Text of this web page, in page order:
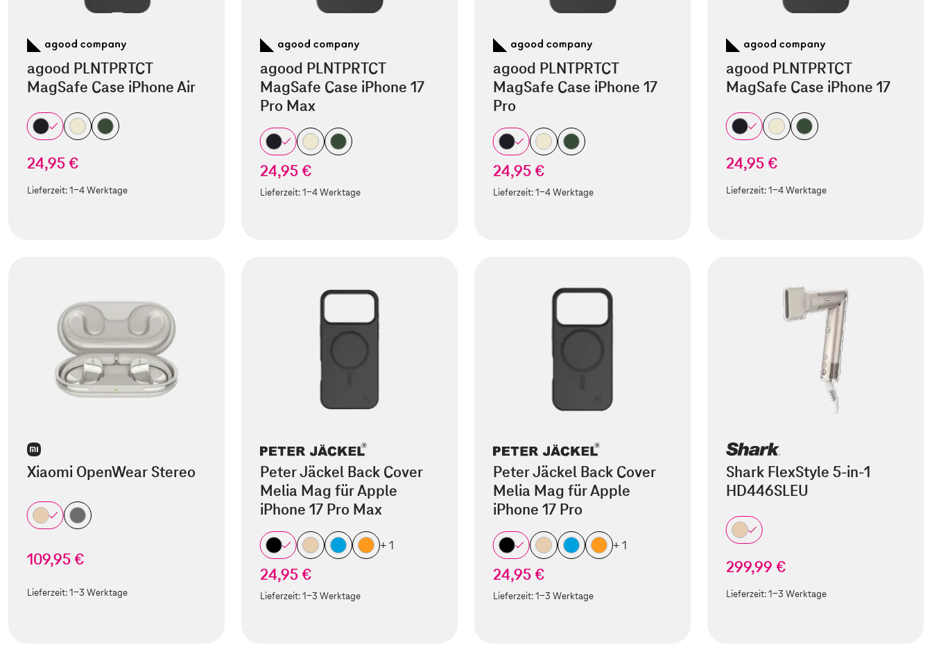
agood PLNTPRTCT
MagSafe Case iPhone Air
24,95 €
Lieferzeit:1-4 Werktage
agood PLNTPRTCT
MagSafe Case iPhone 17
Pro Max
24,95 €
Lieferzeit:1-4 Werktage
agood PLNTPRTCT
MagSafe Case iPhone 17
Pro
24,95 €
Lieferzeit:1-4 Werktage
agood PLNTPRTCT
MagSafe Case iPhone 17
24,95 €
Lieferzeit:1-4 Werktage
Xiaomi OpenWear Stereo
109,95 €
Lieferzeit:1-3 Werktage
Peter Jäckel Back Cover
Melia Mag für Apple
iPhone 17 Pro Max
+ 1
24,95 €
Lieferzeit:1-3 Werktage
Peter Jäckel Back Cover
Melia Mag für Apple
iPhone 17 Pro
+ 1
24,95 €
Lieferzeit:1-3 Werktage
Shark FlexStyle 5-in-1
HD446SLEU
299,99 €
Lieferzeit:1-3 Werktage